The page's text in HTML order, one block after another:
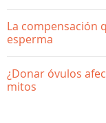
La compensación
esperma
¿Donar óvulos
mitos